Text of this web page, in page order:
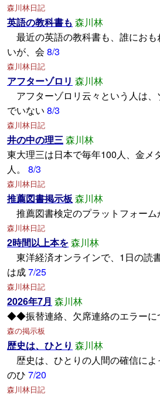
森川林日記
英語の教科書も 森川林
最近の英語の教科書も、誰にお
いが、会 8/3
森川林日記
アフターゾロリ 森川林
アフターゾロリ云々という人は
でいない 8/3
森川林日記
井の中の理三森川林
東大理三は日本で毎年100人、金メ
人。 8/3
森川林日記
推薦図書掲示板森川林
推薦図書検定のプラットフォーム
森川林日記
2時間以上本を森川林
東洋経済オンラインで、1日の読
は成7/25
森川林日記
2026年7月 森川林
◆◆振替連絡、欠席連絡のエラー
森の掲示板
歴史は、ひとり 森川林
歴史は、ひとりの人間の確信に
のひ 7/20
森川林日記